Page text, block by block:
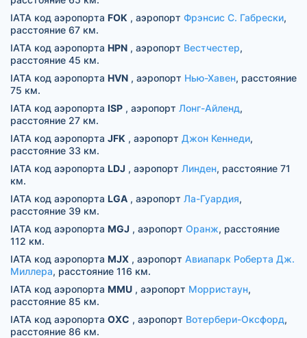
IATA код аэропорта FOK , аэропорт Фрэнсис С. Габрески,
расстояние 67 км.
IATA код аэропорта HPN , аэропорт Вестчестер,
расстояние 45 км.
IATA код аэропорта HVN , аэропорт Нью-Хавен, расстояние
75 км.
IATA код аэропорта ISP , аэропорт Лонг-Айленд,
расстояние 27 км.
IATA код аэропорта JFK , аэропорт Джон Кеннеди,
расстояние 33 км.
IATA код аэропорта LDJ , аэропорт Линден, расстояние 71
км.
IATA код аэропорта LGA , аэропорт Ла-Гуардия,
расстояние 39 км.
IATA код аэропорта MGJ , аэропорт Оранж, расстояние
112 км.
IATA код аэропорта MJX , аэропорт Авиапарк Роберта Дж.
Миллера, расстояние 116 км.
IATA код аэропорта MMU , аэропорт Морристаун,
расстояние 85 км.
IATA код аэропорта OXC , аэропорт Вотербери-Оксфорд,
расстояние 86 км.